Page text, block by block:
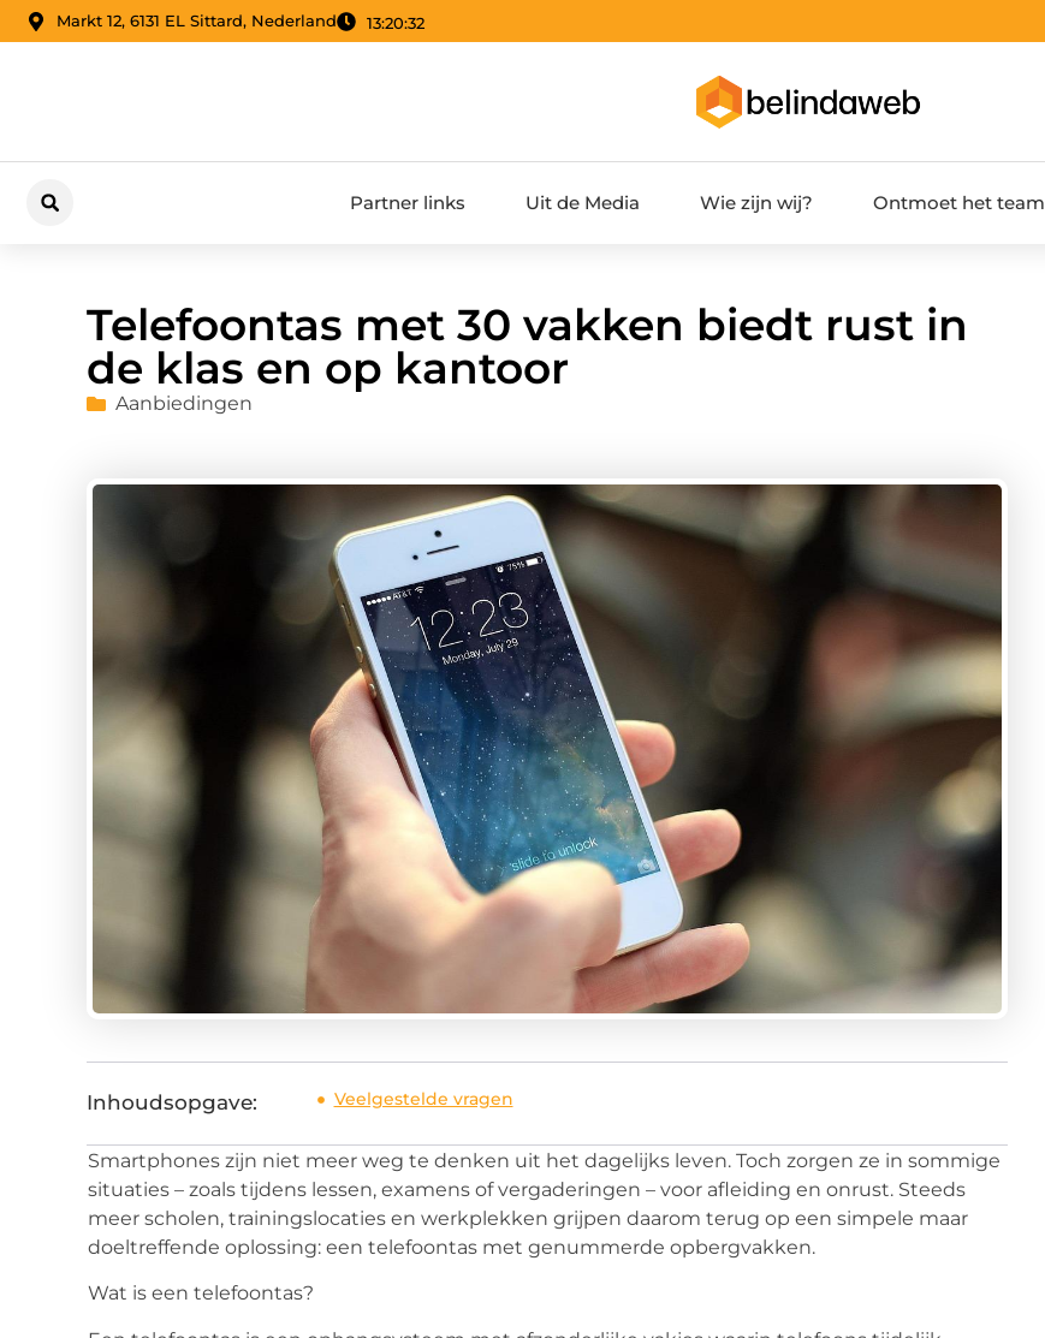
Markt 12, 6131 EL Sittard, Nederland 13:20:33
Partner links Uit de Media Wie zijn wij? Ontmoet het team
Telefoontas met 30 vakken biedt rust in
de klas en op kantoor
Aanbiedingen
Inhoudsopgave: Veelgestelde vragen
Smartphones zijn niet meer weg te denken uit het dagelijks leven. Toch zorgen ze in sommige
situaties – zoals tijdens lessen, examens of vergaderingen – voor afleiding en onrust. Steeds
meer scholen, trainingslocaties en werkplekken grijpen daarom terug op een simpele maar
doeltreffende oplossing: een telefoontas met genummerde opbergvakken.
Wat is een telefoontas?